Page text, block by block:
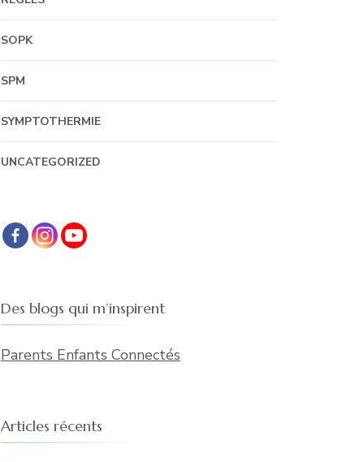
SOPK
SPM
SYMPTOTHERMIE
UNCATEGORIZED
Des blogs qui m’inspirent
Parents Enfants Connectés
Articles récents